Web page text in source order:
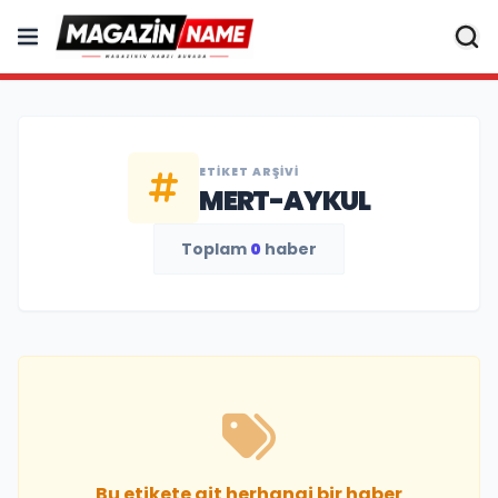
ETIKET ARŞIVI
MERT-AYKUL
Toplam 0 haber